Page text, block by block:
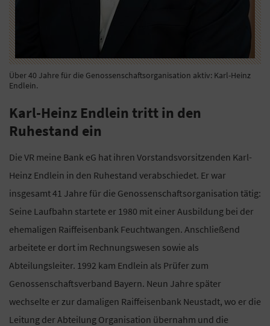
Über 40 Jahre für die Genossenschaftsorganisation aktiv: Karl-Heinz
Endlein.
Karl-Heinz Endlein tritt in den
Ruhestand ein
Die VR meine Bank eG hat ihren Vorstandsvorsitzenden Karl-
Heinz Endlein in den Ruhestand verabschiedet. Er war
insgesamt 41 Jahre für die Genossenschaftsorganisation tätig:
Seine Laufbahn startete er 1980 mit einer Ausbildung bei der
ehemaligen Raiffeisenbank Feuchtwangen. Anschließend
arbeitete er dort im Rechnungswesen sowie als
Abteilungsleiter. 1992 kam Endlein als Prüfer zum
Genossenschaftsverband Bayern. Neun Jahre später
wechselte er zur damaligen Raiffeisenbank Neustadt, wo er die
Leitung der Abteilung Organisation übernahm und die